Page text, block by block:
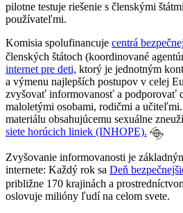
pilotne testuje riešenie s členskými
používateľmi.
Komisia spolufinancuje centrá
členských štátoch (koordinované
internet pre deti, ktorý je jednotným
a výmenu najlepších postupov v celej
zvyšovať informovanosť a podporovať
maloletými osobami, rodičmi a
materiálu obsahujúcemu sexuálne
siete horúcich liniek (INHOPE).
Zvyšovanie informovanosti je
internete: Každý rok sa Deň
približne 170 krajinách a
oslovuje milióny ľudí na celom svete.